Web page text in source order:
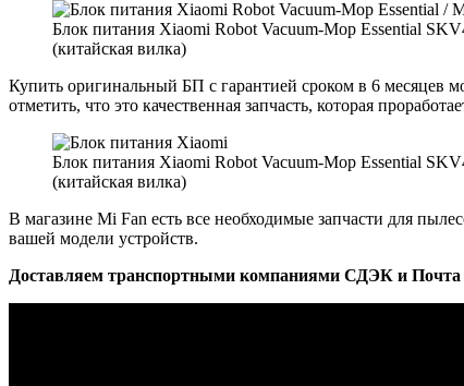
Блок питания Xiaomi Robot Vacuum-Mop Essential
(китайская вилка)
Купить оригинальный БП с гарантией сроком в 6 месяцев
отметить, что это качественная запчасть, которая
Блок питания Xiaomi Robot Vacuum-Mop Essential
(китайская вилка)
В магазине Mi Fan есть все необходимые запчасти для
вашей модели устройств.
Доставляем транспортными компаниями СДЭК и Почта